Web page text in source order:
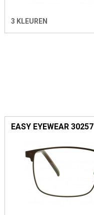
3 KLEUREN
EASY EYEWEAR 30257